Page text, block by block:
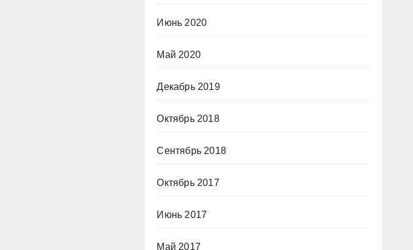
Июнь 2020
Май 2020
Декабрь 2019
Октябрь 2018
Сентябрь 2018
Октябрь 2017
Июнь 2017
Май 2017